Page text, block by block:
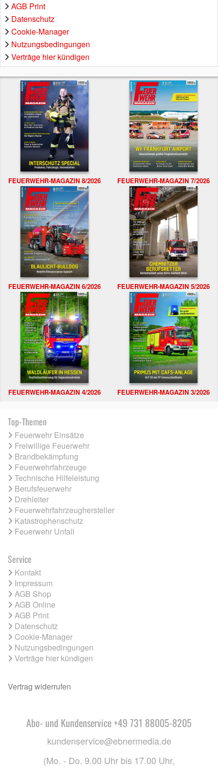
AGB Print
Datenschutz
Cookie-Manager
Nutzungsbedingungen
Verträge hier kündigen
FEUERWEHR-MAGAZIN 8/2026 FEUERWEHR-MAGAZIN 7/2026
FEUERWEHR-MAGAZIN 6/2026 FEUERWEHR-MAGAZIN 5/2026
FEUERWEHR-MAGAZIN 4/2026 FEUERWEHR-MAGAZIN 3/2026
Top-Themen
Feuerwehr Einsätze
Freiwillige Feuerwehr
Brandbekämpfung
Feuerwehrfahrzeuge
Technische Hilfeleistung
Berufsfeuerwehr
Drehleiter
Feuerwehrfahrzeughersteller
Katastrophenschutz
Feuerwehr Unfall
Service
Kontakt
Impressum
AGB Shop
AGB Online
AGB Print
Datenschutz
Cookie-Manager
Nutzungsbedingungen
Verträge hier kündigen
Vertrag widerrufen
Abo- und Kundenservice +49 731 88005-8205
kundenservice@ebnermedia.de
(Mo. - Do. 9.00 Uhr bis 17.00 Uhr,